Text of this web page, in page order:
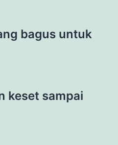
bagus untuk
keset sampai